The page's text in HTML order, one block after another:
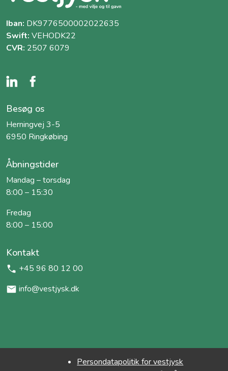
Iban: DK9776500002022635
Swift: VEHODK22
CVR: 2507 6079
Besøg os
Herningvej 3-5
6950 Ringkøbing
Åbningstider
Mandag – torsdag
8:00 – 15:30
Fredag
8:00 – 15:00
Kontakt
+45 96 80 12 00
info@vestjysk.dk
Persondatapolitik for vestjysk